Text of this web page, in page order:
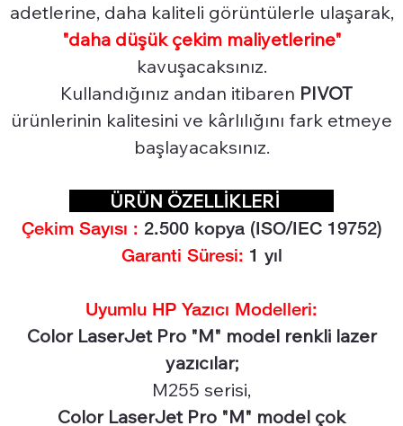
adetlerine, daha kaliteli görüntülerle ulaşarak,
"daha düşük çekim maliyetlerine"
kavuşacaksınız.
Kullandığınız andan itibaren PIVOT
ürünlerinin kalitesini ve kârlılığını fark etmeye
başlayacaksınız.
ÜRÜN ÖZELLİKLERİ
Çekim Sayısı : 2.500 kopya (ISO/IEC 19752)
Garanti Süresi: 1 yıl
Uyumlu HP Yazıcı Modelleri:
Color LaserJet Pro "M" model renkli lazer
yazıcılar;
M255 serisi,
Color LaserJet Pro "M" model çok